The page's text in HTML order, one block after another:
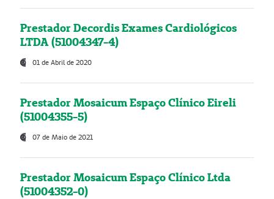
Prestador Decordis Exames Cardiológicos
LTDA (51004347-4)
01 de Abril de 2020
Prestador Mosaicum Espaço Clínico Eireli
(51004355-5)
07 de Maio de 2021
Prestador Mosaicum Espaço Clínico Ltda
(51004352-0)